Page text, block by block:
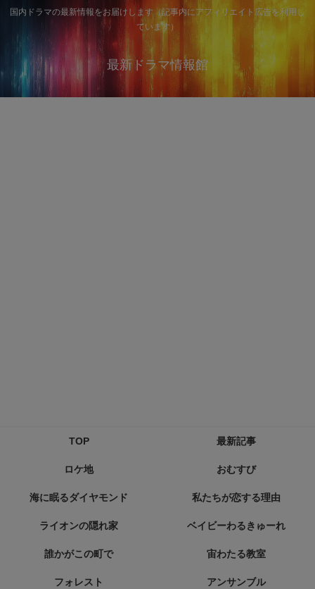
国内ドラマの最新情報をお届けします（記事内にアフィリエイト広告を利用し
ています）
最新ドラマ情報館
TOP 最新記事
ロケ地 おむすび
海に眠るダイヤモンド 私たちが恋する理由
ライオンの隠れ家 ベイビーわるきゅーれ
誰かがこの町で 宙わたる教室
フォレスト アンサンブル